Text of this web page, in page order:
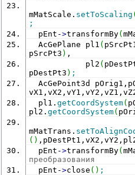
mMatScale. setToScaling
;
pEnt ->transformBy(
AcGePlane pl1 (
pSrcPt3 ) ,
pl2 (
pDestPt3 ) ;
AcGePoint3d
pl1.getCoordSystem(
pl2.getCoordSystem(
mMatTrans.
( )
pEnt ->transformBy(
преобразования
pEnt ->close ( ) ;